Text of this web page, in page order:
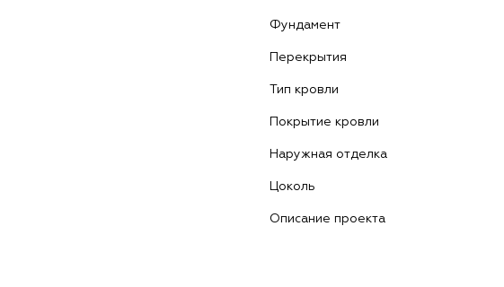
Фундамент
Перекрытия
Тип кровли
Покрытие кровли
Наружная отделка
Цоколь
Описание проекта